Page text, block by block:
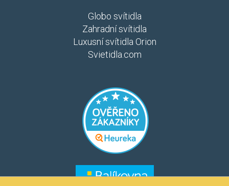
Globo svítidla
Zahradní svítidla
Luxusní svítidla Orion
Svietidla.com